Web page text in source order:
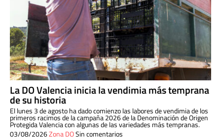
La DO Valencia inicia la vendimia más temprana
de su historia
El lunes 3 de agosto ha dado comienzo las labores de vendimia de los
primeros racimos de la campaña 2026 de la Denominación de Origen
Protegida Valencia con algunas de las variedades más tempranas.
03/08/2026Zona DOSin comentarios